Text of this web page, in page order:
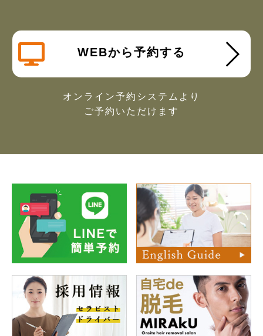
WEBから予約する
オンライン予約システムより
ご予約いただけます